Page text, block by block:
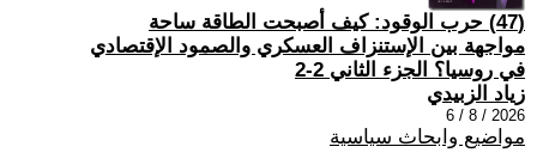
(47) حرب الوقود: كيف أصبحت الطاقة ساحة
مواجهة بين الإستنزاف العسكري والصمود الإقتصادي
في روسيا؟ الجزء الثاني 2-2
زياد الزبيدي
2026 / 8 / 6
مواضيع وابحاث سياسية